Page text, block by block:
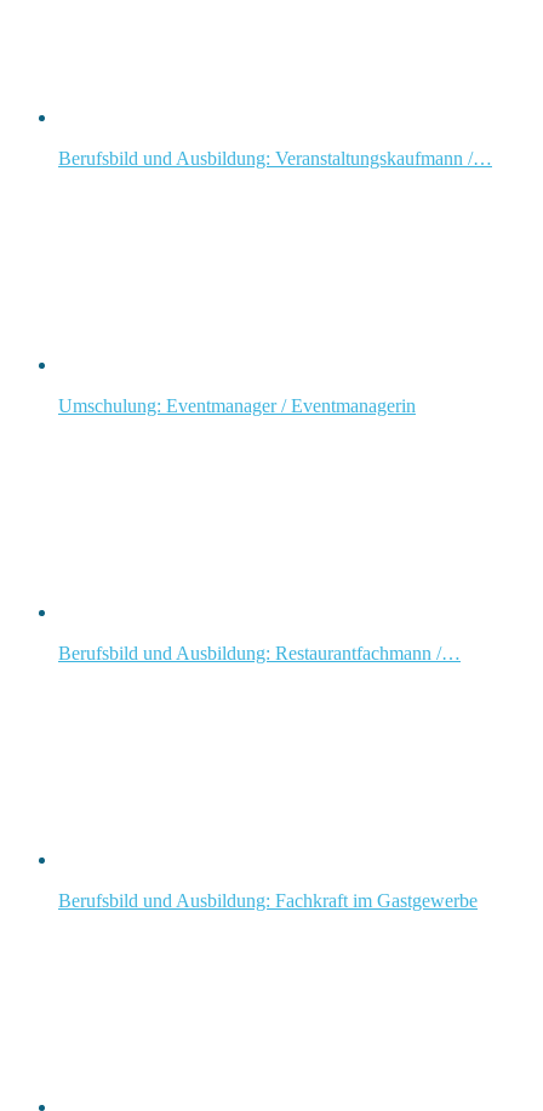
Berufsbild und Ausbildung: Veranstaltungskaufmann /…
Umschulung: Eventmanager / Eventmanagerin
Berufsbild und Ausbildung: Restaurantfachmann /…
Berufsbild und Ausbildung: Fachkraft im Gastgewerbe